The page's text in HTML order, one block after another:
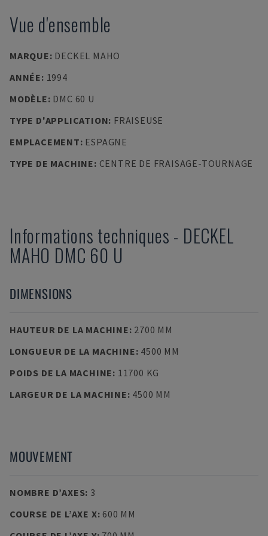
Vue d'ensemble
MARQUE: DECKEL MAHO
ANNÉE: 1994
MODÈLE: DMC 60 U
TYPE D'APPLICATION: FRAISEUSE
EMPLACEMENT: ESPAGNE
TYPE DE MACHINE: CENTRE DE FRAISAGE-TOURNAGE
Informations techniques - DECKEL
MAHO DMC 60 U
DIMENSIONS
HAUTEUR DE LA MACHINE: 2700 MM
LONGUEUR DE LA MACHINE: 4500 MM
POIDS DE LA MACHINE: 11700 KG
LARGEUR DE LA MACHINE: 4500 MM
MOUVEMENT
NOMBRE D’AXES: 3
COURSE DE L’AXE X: 600 MM